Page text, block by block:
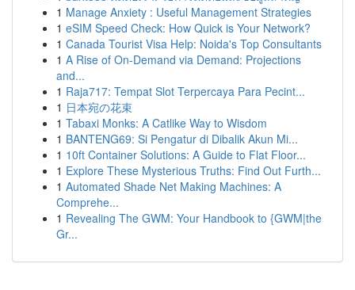
1 Manage Anxiety : Useful Management Strategies
1 eSIM Speed Check: How Quick is Your Network?
1 Canada Tourist Visa Help: Noida's Top Consultants
1 A Rise of On-Demand via Demand: Projections
and...
1 Raja717: Tempat Slot Terpercaya Para Pecint...
1 日本宛の花束
1 Tabaxi Monks: A Catlike Way to Wisdom
1 BANTENG69: Si Pengatur di Dibalik Akun Mi...
1 10ft Container Solutions: A Guide to Flat Floor...
1 Explore These Mysterious Truths: Find Out Furth...
1 Automated Shade Net Making Machines: A
Comprehe...
1 Revealing The GWM: Your Handbook to {GWM|the
Gr...